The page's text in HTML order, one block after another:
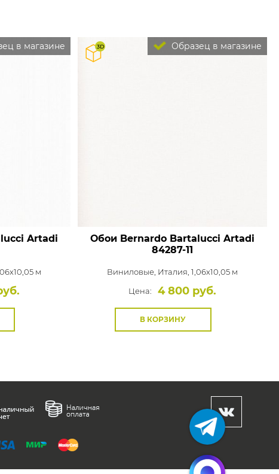
в магазине
Artadi
м
Образец в магазине
Обои Bernardo Bartalucci Artadi
84287-11
Виниловые, Италия, 1,06x10,05 м
Цена:
4 800 руб.
В КОРЗИНУ